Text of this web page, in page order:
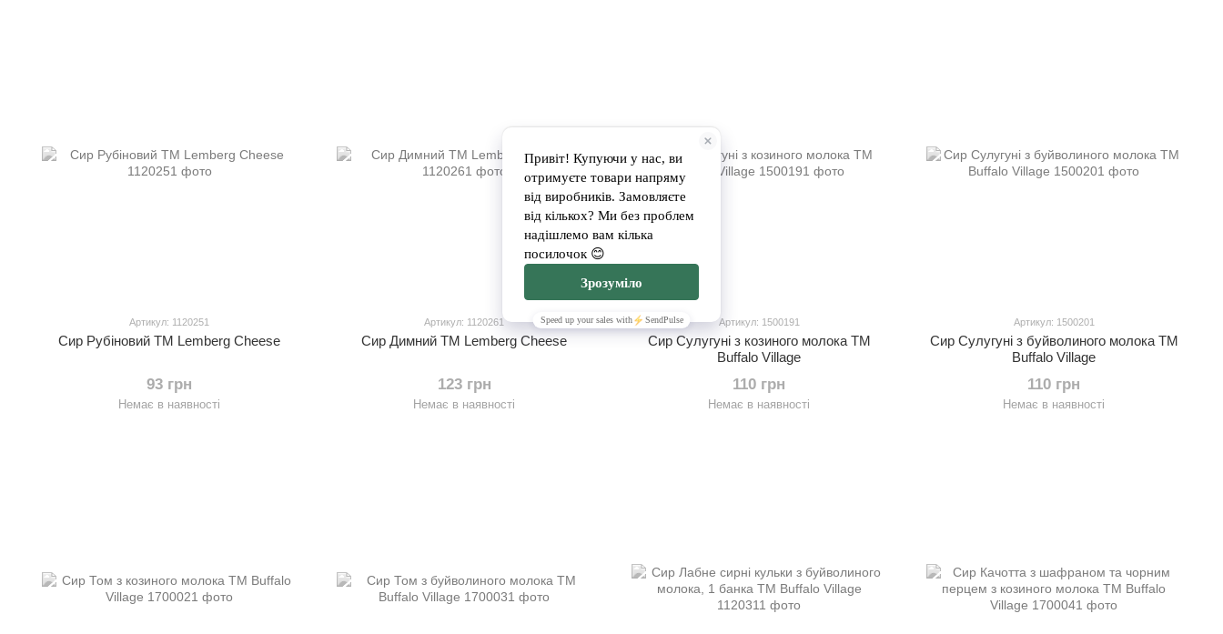
Артикул: 1120251
Сир Рубіновий ТМ Lemberg Cheese
93 грн
Немає в наявності
Артикул: 1120261
Сир Димний ТМ Lemberg Cheese
123 грн
Немає в наявності
Артикул: 1500191
Сир Сулугуні з козиного молока ТМ
Buffalo Village
110 грн
Немає в наявності
Артикул: 1500201
Сир Сулугуні з буйволиного молока ТМ
Buffalo Village
110 грн
Немає в наявності